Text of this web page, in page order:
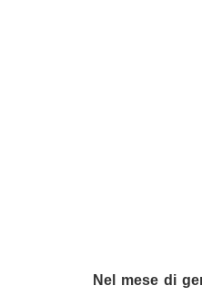
Nel mese di